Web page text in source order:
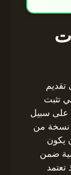
تقديم
تثبت
على سبيل
نسخة من
يكون
ضمن
تعتمد